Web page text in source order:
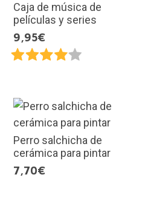
Caja de música de
películas y series
9,95€
Perro salchicha de
cerámica para pintar
7,70€